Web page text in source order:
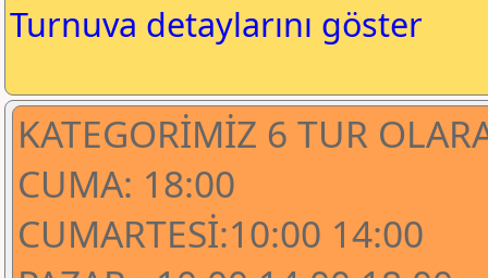
Turnuva detaylarını göster
KATEGORİMİZ 6 TUR
CUMA: 18:00
CUMARTESİ:10:00 14:00